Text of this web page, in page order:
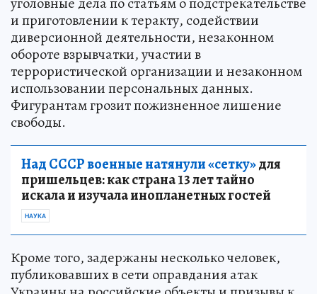
и приготовлении к теракту, содействии
диверсионной деятельности, незаконном
обороте взрывчатки, участии в
террористической организации и незаконном
использовании персональных данных.
Фигурантам грозит пожизненное лишение
свободы.
Над СССР военные натянули «сетку»для
пришельцев: как страна 13 лет тайно
искала и изучала инопланетных гостей
НАУКА
Кроме того, задержаны несколько человек,
публиковавших в сети оправдания атак